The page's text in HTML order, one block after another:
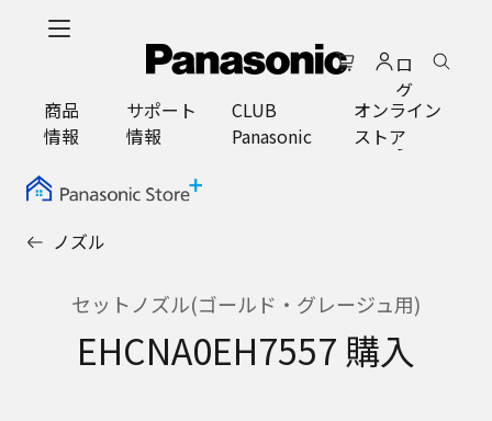
ロ
グ
イ
ン
商品
情報
サポート
情報
CLUB
Panasonic
オンライン
ストア
ノズル
セットノズル(ゴールド・グレージュ用)
EHCNA0EH7557 購入